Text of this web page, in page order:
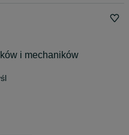
i mechaników